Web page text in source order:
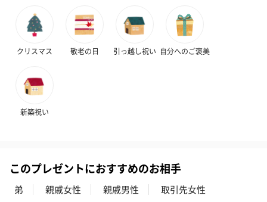
ハンドクリーム3本セッ
ト【ありがとう】
リラックスグッズ
クリスマス 敬老の日 引っ越し祝い 自分へのご褒美
新築祝い
このプレゼントにおすすめのお相手
弟 親戚女性 親戚男性
取引先女性